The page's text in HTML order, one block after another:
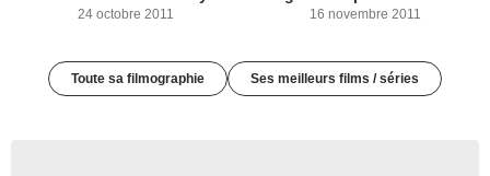
24 octobre 2011 16 novembre 2011
Toute sa filmographie Ses meilleurs films / séries